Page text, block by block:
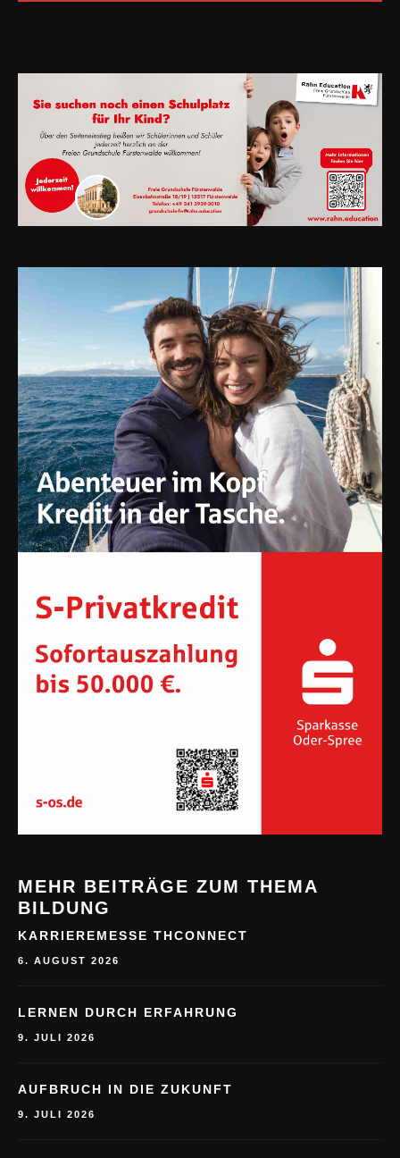
MEHR BEITRÄGE ZUM THEMA
BILDUNG
KARRIEREMESSE THCONNECT
6. AUGUST 2026
LERNEN DURCH ERFAHRUNG
9. JULI 2026
AUFBRUCH IN DIE ZUKUNFT
9. JULI 2026